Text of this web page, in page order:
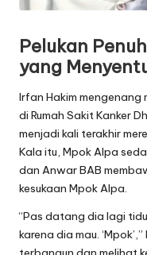
Pelukan
yang
Irfan Hakim mengenang
di Rumah Sakit Kanker
menjadi kali terakhir
Kala itu, Mpok Alpa
dan Anwar BAB
kesukaan Mpok Alpa.
“Pas datang dia lagi
karena dia mau.